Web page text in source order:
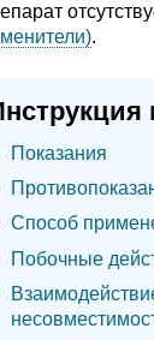
.
Показания
Способ
Побочные